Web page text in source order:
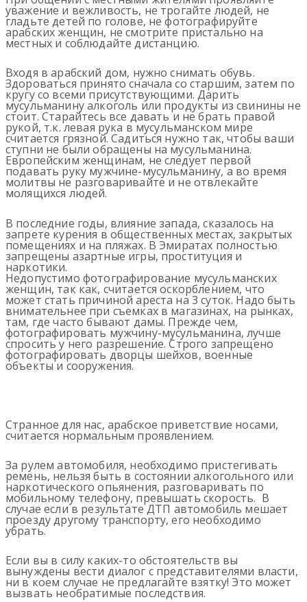
уважение и вежливость, не трогайте людей, не
гладьте детей по голове, не фотографируйте
арабских женщин, не смотрите пристально на
местных и соблюдайте дистанцию.
Входя в арабский дом, нужно снимать обувь.
Здороваться принято сначала со старшим, затем по
кругу со всеми присутствующими. Дарить
мусульманину алкоголь или продукты из свинины не
стоит. Старайтесь все давать и не брать правой
рукой, т.к. левая рука в мусульманском мире
считается грязной. Садиться нужно так, чтобы ваши
ступни не были обращены на мусульманина.
Европейским женщинам, не следует первой
подавать руку мужчине-мусульманину, а во время
молитвы не разговаривайте и не отвлекайте
молящихся людей.
В последние годы, влияние запада, сказалось на
запрете курения в общественных местах, закрытых
помещениях и на пляжах. В Эмиратах полностью
запрещены азартные игры, проституция и
наркотики.
Недопустимо фотографирование мусульманских
женщин, так как, считается оскорблением, что
может стать причиной ареста на 3 суток. Надо быть
внимательнее при съемках в магазинах, на рынках,
там, где часто бывают дамы. Прежде чем,
фотографировать мужчину-мусульманина, лучше
спросить у него разрешение. Строго запрещено
фотографировать дворцы шейхов, военные
объекты и сооружения.
Странное для нас, арабское приветствие носами,
считается нормальным проявлением.
За рулем автомобиля, необходимо пристегивать
ремень, нельзя быть в состоянии алкогольного или
наркотического опьянения, разговаривать по
мобильному телефону, превышать скорость. В
случае если в результате ДТП автомобиль мешает
проезду другому транспорту, его необходимо
убрать.
Если вы в силу каких-то обстоятельств вы
вынуждены вести диалог с представителями власти,
ни в коем случае не предлагайте взятку! Это может
вызвать необратимые последствия.